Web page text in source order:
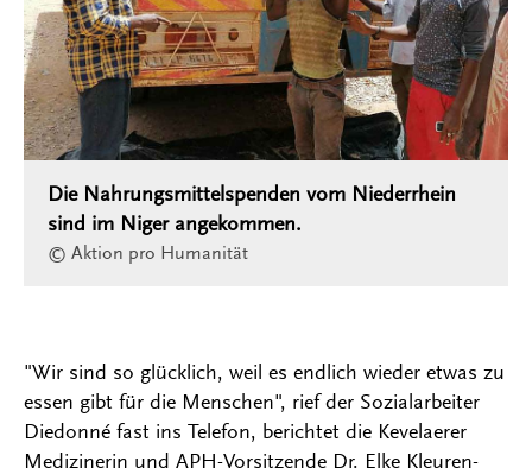
Die Nahrungsmittelspenden vom Niederrhein
sind im Niger angekommen.
© Aktion pro Humanität
"Wir sind so glücklich, weil es endlich wieder etwas zu
essen gibt für die Menschen", rief der Sozialarbeiter
Diedonné fast ins Telefon, berichtet die Kevelaerer
Medizinerin und APH-Vorsitzende Dr. Elke Kleuren-